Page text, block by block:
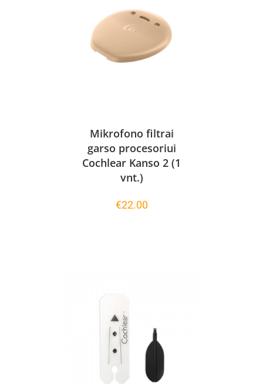
Mikrofono filtrai
garso procesoriui
Cochlear Kanso 2 (1
vnt.)
€22.00